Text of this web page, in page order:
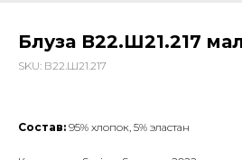
Блуза В22.Ш21.217
SKU: В22.Ш21.217
Состав: 95% хлопок, 5% эластан